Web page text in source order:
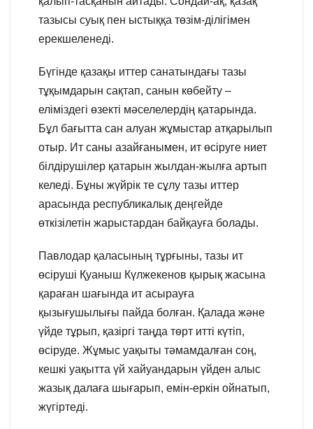
тазысы суық пен ыстыққа төзім-ділігімен
ерекшеленеді.
Бүгінде қазақы иттер санатындағы тазы
тұқымдарын сақтап, санын көбейту –
еліміздегі өзекті мәселелердің қатарында.
Бұл бағытта сан алуан жұмыстар атқарылып
отыр. Ит саны азайғанымен, ит өсіруге ниет
білдірушілер қатарын жылдан-жылға артып
келеді. Бұны жүйрік те сұлу тазы иттер
арасында республикалық деңгейде
өткізілетін жарыстардан байқауға болады.
Павлодар қаласының тұрғыны, тазы ит
өсіруші Қуаныш Күлжекенов қырық жасына
қараған шағында ит асырауға
қызығушылығы пайда болған. Қалада және
үйде тұрып, қазіргі таңда төрт итті күтіп,
өсіруде. Жұмыс уақыты тәмамдалған соң,
кешкі уақытта үй хайуандарын үйден алыс
жазық далаға шығарып, емін-еркін ойнатып,
жүгіртеді.